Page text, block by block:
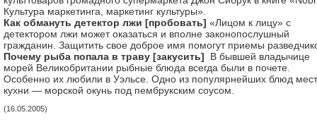
Культура маркетинга, маркетинг культуры».
Как обмануть детектор лжи [пробовать] «Лицом к лицу» с
детектором лжи может оказаться и вполне законопослушный
гражданин. Защитить свое доброе имя помогут приемы
Почему рыба попала в траву [закусить] В бывшей владычице
морей Великобритании рыбные блюда всегда были в почете.
Особенно их любили в Уэльсе. Одно из популярнейших блюд
кухни — морской окунь под пембрукским соусом.
(16.05.2005)